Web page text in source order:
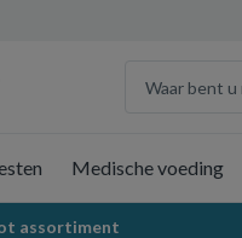
Medische voeding
assortiment